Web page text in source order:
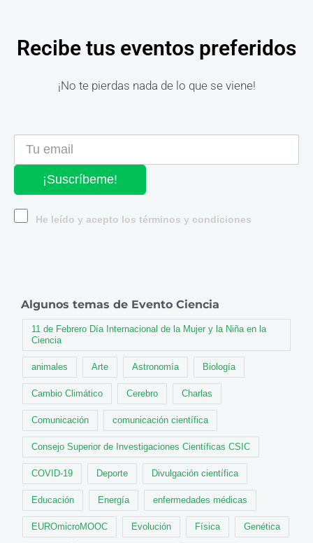
Recibe tus eventos preferidos
¡No te pierdas nada de lo que se viene!
¡Suscríbeme!
He leído y acepto los términos y condiciones
Algunos temas de Evento Ciencia
11 de Febrero Día Internacional de la Mujer y la Niña en la
Ciencia
animales Arte Astronomía Biología
Cambio Climático Cerebro Charlas
Comunicación comunicación científica
Consejo Superior de Investigaciones Científicas CSIC
COVID-19 Deporte Divulgación científica
Educación Energía enfermedades médicas
EUROmicroMOOC Evolución Física Genética